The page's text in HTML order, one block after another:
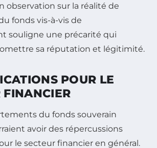
observation sur la réalité de
fonds vis-à-vis de
souligne une précarité qui
sa réputation et légitimité.
POUR LE
FINANCIER
du fonds souverain
avoir des répercussions
le secteur financier en général.